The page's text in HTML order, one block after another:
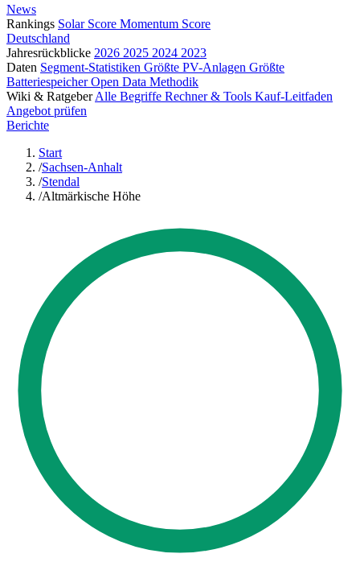
News
Rankings Solar Score Momentum Score
Deutschland
Jahresrückblicke 2026 2025 2024 2023
Daten Segment-Statistiken Größte PV-Anlagen Größte
BatteriespeicherOpen Data Methodik
Wiki & Ratgeber Alle Begriffe Rechner & Tools Kauf-Leitfaden
Angebot prüfen
Berichte
Start
/Sachsen-Anhalt
/Stendal
/Altmärkische Höhe